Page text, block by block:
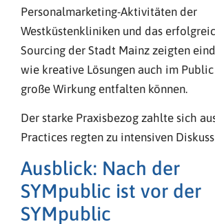
Personalmarketing-Aktivitäten der
Westküstenkliniken und das
Sourcing der Stadt Mainz zeigten
wie kreative Lösungen auch im
große Wirkung entfalten können.
Der starke Praxisbezog zahlte sich
Practices regten zu intensiven
Ausblick: Nach der
SYMpublic ist vor der
SYMpublic